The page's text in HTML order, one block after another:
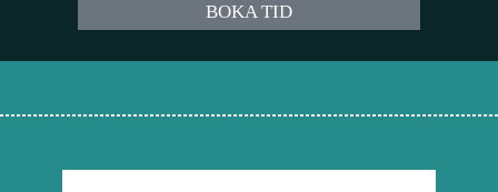
BOKA TID